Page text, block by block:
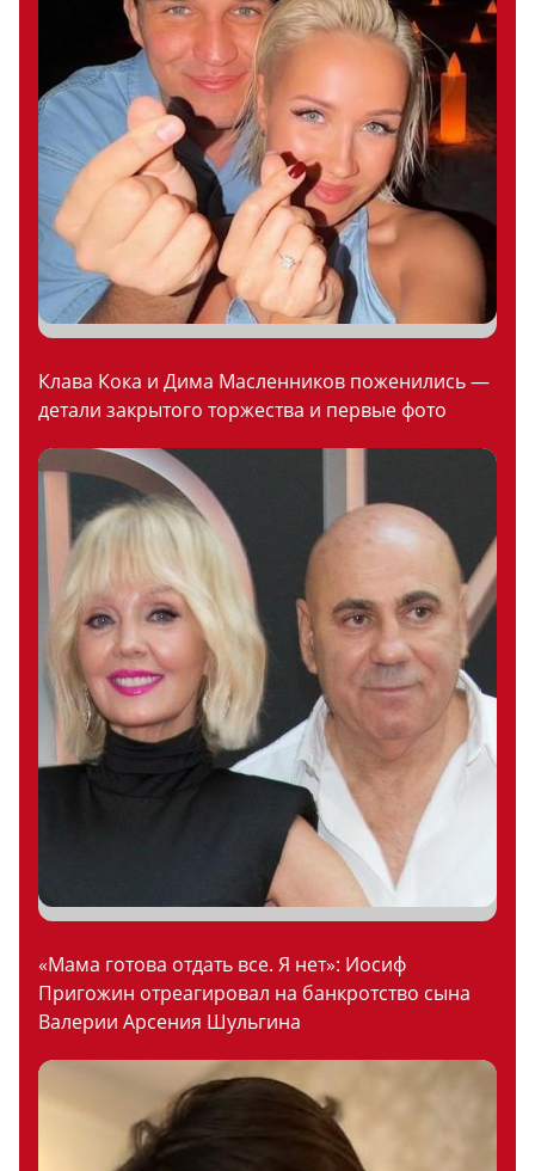
Клава Кока и Дима Масленников поженились —
детали закрытого торжества и первые фото
«Мама готова отдать все. Я нет»: Иосиф
Пригожин отреагировал на банкротство сына
Валерии Арсения Шульгина